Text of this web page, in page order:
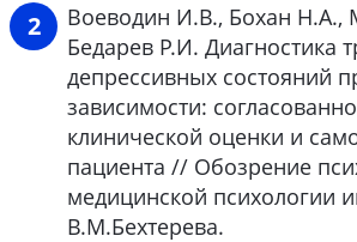
Воеводин И.В., Бохан Н.А.,
Бедарев Р.И. Диагностика
депрессивных состояний
зависимости:
клинической оценки и
пациента // Обозрение
медицинской психологии
В.М.Бехтерева.